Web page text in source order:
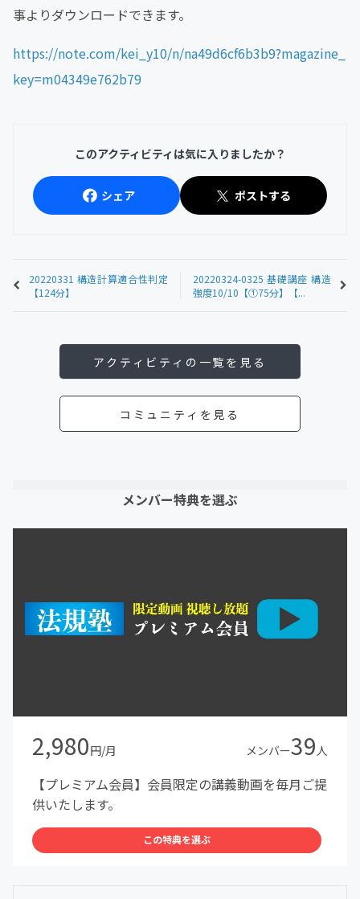
事よりダウンロードできます。
https://note.com/kei_y10/n/na49d6cf6b3b9?magazine_
key=m04349e762b79
このアクティビティは気に入りましたか？
シェア ポストする
20220331 構造計算適合性判定
【124分】
20220324-0325 基礎講座 構造
強度10/10【①75分】【...
アクティビティの一覧を見る
コミュニティを見る
メンバー特典を選ぶ
2,980円/月 メンバー39人
【プレミアム会員】会員限定の講義動画を毎月ご提
供いたします。
この特典を選ぶ